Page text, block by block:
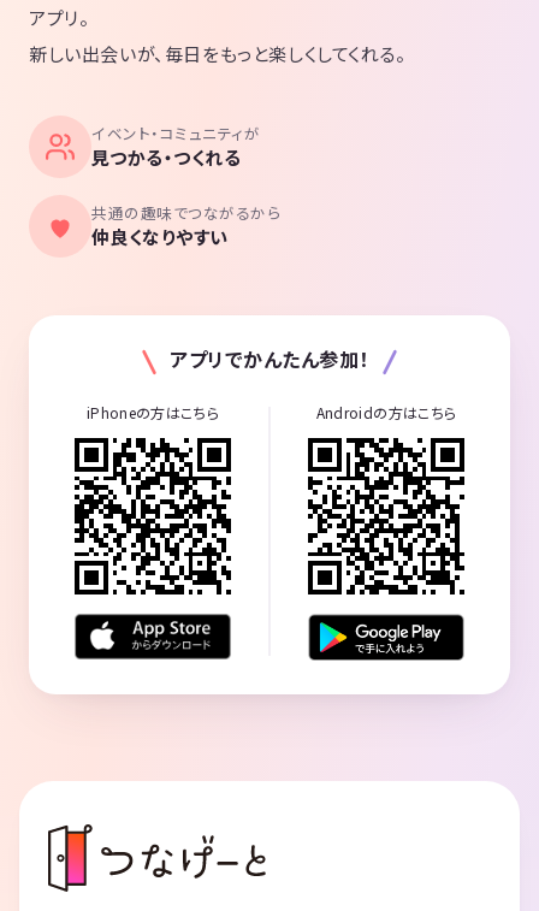
アプリ。
新しい出会いが、毎日をもっと楽しくしてくれる。
イベント・コミュニティが
見つかる・つくれる
共通の趣味でつながるから
仲良くなりやすい
アプリでかんたん参加！
iPhoneの方はこちら Androidの方はこちら